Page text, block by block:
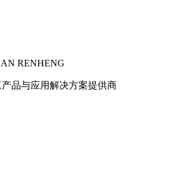
RENHENG
品与应用解决方案提供商